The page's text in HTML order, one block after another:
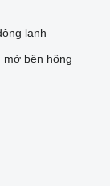
lạnh
mở bên hông